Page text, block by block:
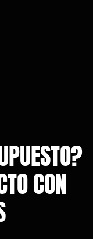
CON